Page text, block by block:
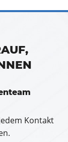
Kontakt